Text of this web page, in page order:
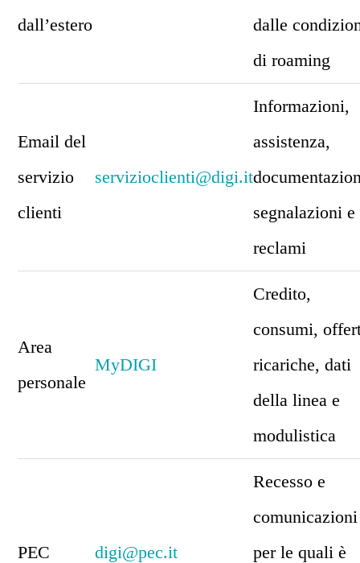
dall’estero
dalle
di roaming
Email del
servizio
clienti
servizioclienti@digi.it
Informazioni,
assistenza,
segnalazioni e
reclami
Area
personale
MyDIGI
Credito,
consumi,
ricariche, dati
della linea e
modulistica
PEC digi@pec.it
Recesso e
comunicazioni
per le quali è